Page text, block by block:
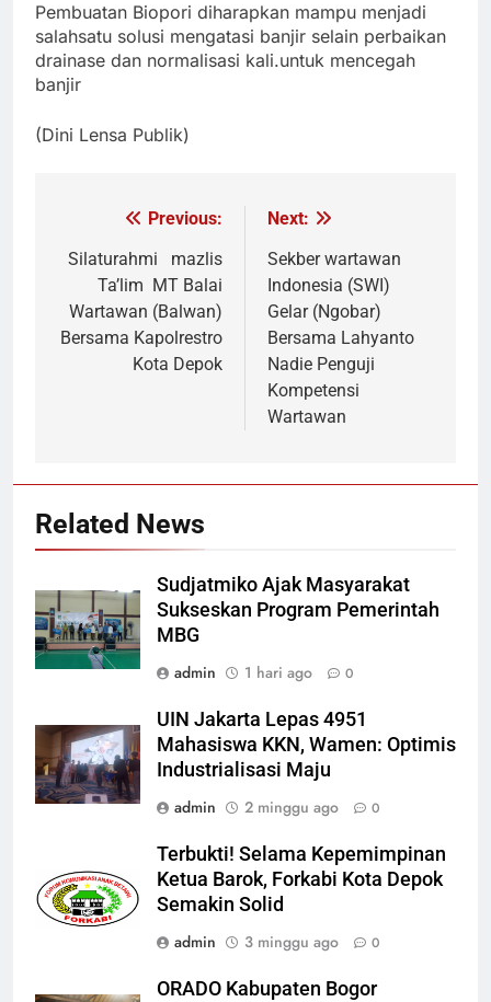
Pembuatan Biopori diharapkan mampu menjadi
salahsatu solusi mengatasi banjir selain perbaikan
drainase dan normalisasi kali.untuk mencegah
banjir
(Dini Lensa Publik)
Navigasi
pos
Previous:
Silaturahmi mazlis
Ta’lim MT Balai
Wartawan (Balwan)
Bersama Kapolrestro
Kota Depok
Next:
Sekber wartawan
Indonesia (SWI)
Gelar (Ngobar)
Bersama Lahyanto
Nadie Penguji
Kompetensi
Wartawan
Related News
Sudjatmiko Ajak Masyarakat
Sukseskan Program Pemerintah
MBG
admin
1 hari ago 0
UIN Jakarta Lepas 4951
Mahasiswa KKN, Wamen: Optimis
Industrialisasi Maju
admin
2 minggu ago 0
Terbukti! Selama Kepemimpinan
Ketua Barok, Forkabi Kota Depok
Semakin Solid
admin
3 minggu ago 0
ORADO Kabupaten Bogor